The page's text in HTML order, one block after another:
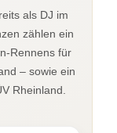
als DJ im
zählen ein
Rennens für
– sowie ein
Rheinland.